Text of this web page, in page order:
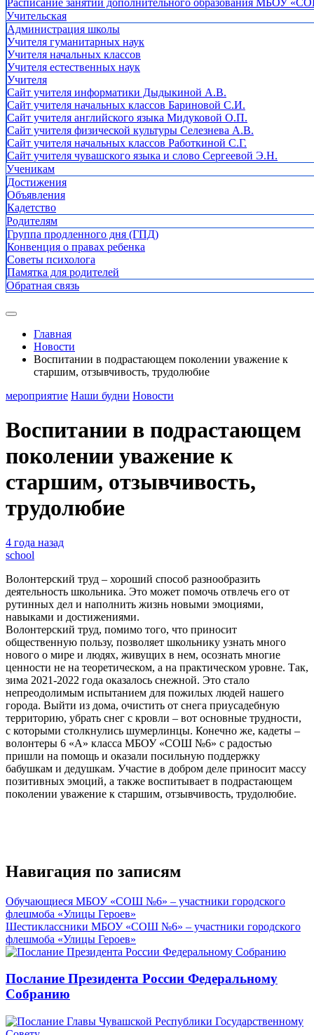
Расписание занятий дополнительного образования МБОУ
Учительская
Администрация школы
Учителя гуманитарных наук
Учителя начальных классов
Учителя естественных наук
Учителя
Cайт учителя информатики Дыдыкиной А.В.
Сайт учителя начальных классов Бариновой С.И.
Сайт учителя английского языка Мидуковой О.П.
Сайт учителя физической культуры Селезнева А.В.
Сайт учителя начальных классов Работкиной С.Г.
Сайт учителя чувашского языка и слово Сергеевой Э.Н.
Ученикам
Достижения
Объявления
Кадетство
Родителям
Группа продленного дня (ГПД)
Конвенция о правах ребенка
Советы психолога
Памятка для родителей
Обратная связь
Главная
Новости
Воспитании в подрастающем поколении уважение к
старшим, отзывчивость, трудолюбие
мероприятие Наши будни Новости
Воспитании в подрастающем
поколении уважение к
старшим, отзывчивость,
трудолюбие
4 года назад
school
Волонтерский труд – хороший способ разнообразить
деятельность школьника. Это может помочь отвлечь его от
рутинных дел и наполнить жизнь новыми эмоциями,
навыками и достижениями.
Волонтерский труд, помимо того, что приносит
общественную пользу, позволяет школьнику узнать много
нового о мире и людях, живущих в нем, осознать многие
ценности не на теоретическом, а на практическом уровне. Так,
зима 2021-2022 года оказалось снежной. Это стало
непреодолимым испытанием для пожилых людей нашего
города. Выйти из дома, очистить от снега приусадебную
территорию, убрать снег с кровли – вот основные трудности,
с которыми столкнулись шумерлинцы. Конечно же, кадеты –
волонтеры 6 «А» класса МБОУ «СОШ №6» с радостью
пришли на помощь и оказали посильную поддержку
бабушкам и дедушкам. Участие в добром деле приносит массу
позитивных эмоций, а также воспитывает в подрастающем
поколении уважение к старшим, отзывчивость, трудолюбие.
Навигация по записям
Обучающиеся МБОУ «СОШ №6» – участники городского
флешмоба «Улицы Героев»
Шестиклассники МБОУ «СОШ №6» – участники городского
флешмоба «Улицы Героев»
Послание Президента России Федеральному
Собранию